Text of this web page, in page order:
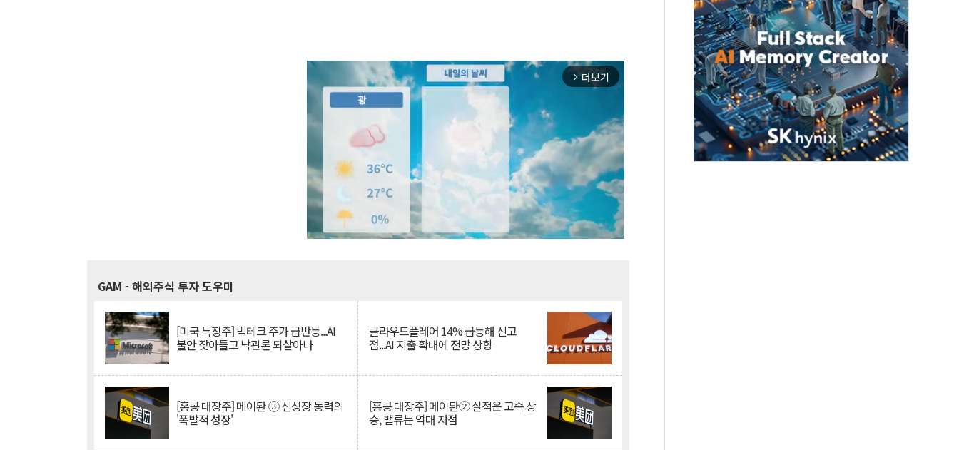
arrow_forward_ios 더보기
GAM - 해외주식 투자 도우미
[미국 특징주] 빅테크 주가 급반등...AI
불안 잦아들고 낙관론 되살아나
클라우드플레어 14% 급등해 신고
점...AI 지출 확대에 전망 상향
[홍콩 대장주] 메이퇀 ③ 신성장 동력의
'폭발적 성장'
[홍콩 대장주] 메이퇀② 실적은 고속 상
승, 밸류는 역대 저점